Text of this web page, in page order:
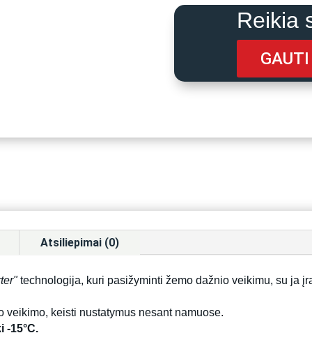
Reikia
Atsiliepimai (0)
technologija, kuri pasižyminti žemo dažnio veikimu, su ja
keisti nustatymus nesant namuose.
-15°C.